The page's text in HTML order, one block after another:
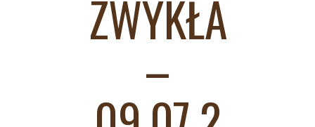
ZWYKŁA
–